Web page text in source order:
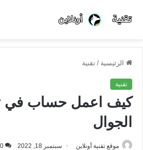
الرئيسية / تقنية
تقنية
كيف اعمل حساب في
الجوال
موقع تقنية أونلاين سبتمبر 18, 2022 0